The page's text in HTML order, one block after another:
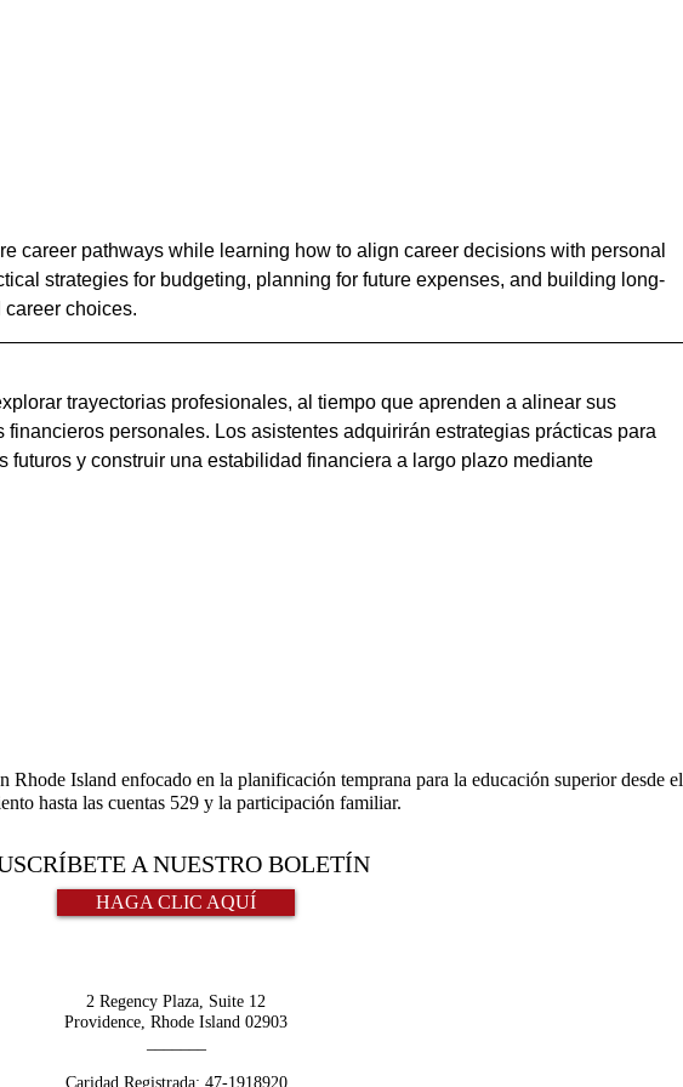
career pathways while learning how to align career decisions with personal
strategies for budgeting, planning for future expenses, and building long-
choices.
trayectorias profesionales, al tiempo que aprenden a alinear sus
personales. Los asistentes adquirirán estrategias prácticas para
futuros y construir una estabilidad financiera a largo plazo mediante
Rhode Island enfocado en la planificación temprana para la educación superior desde el
hasta las cuentas 529 y la participación familiar.
A NUESTRO BOLETÍN
HAGA CLIC AQUÍ
2 Regency Plaza, Suite 12
Providence, Rhode Island 02903
Caridad Registrada: 47-1918920